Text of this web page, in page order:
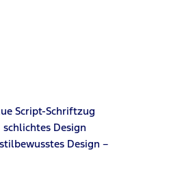
Script-Schriftzug
Design
Design –